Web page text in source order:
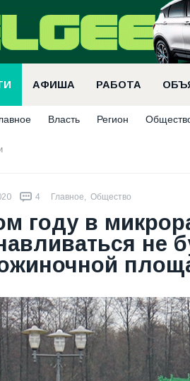
АФИША РАБОТА
Власть Регион
4 Главное, Общество
году в
не